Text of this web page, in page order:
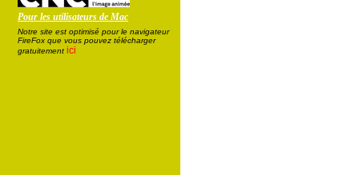
Pour les utilisateurs de Mac
Notre site est optimisé pour le navigateur
FireFox que vous pouvez télécharger
gratuitement ici